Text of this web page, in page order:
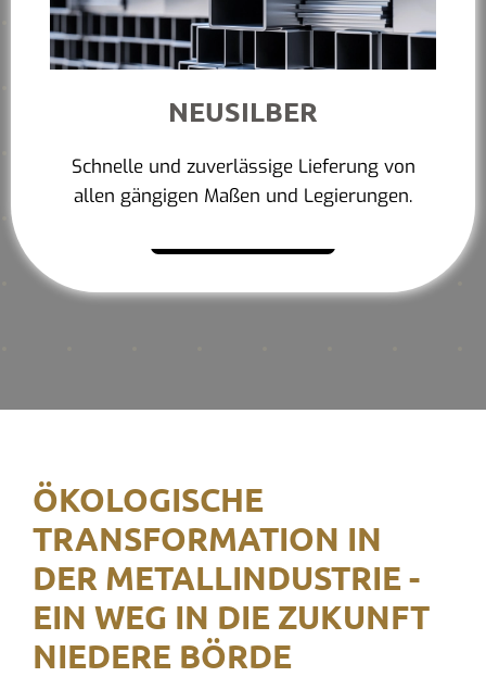
NEUSILBER
Schnelle und zuverlässige Lieferung von
allen gängigen Maßen und Legierungen.
ÖKOLOGISCHE
TRANSFORMATION IN
DER METALLINDUSTRIE -
EIN WEG IN DIE ZUKUNFT
NIEDERE BÖRDE